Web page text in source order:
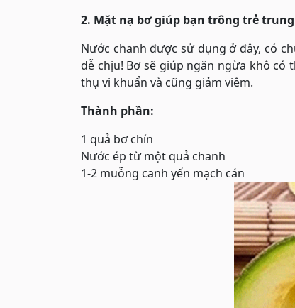
2. Mặt nạ bơ giúp bạn trông trẻ
Nước chanh được sử dụng ở đây, có
dễ chịu! Bơ sẽ giúp ngăn ngừa khô có
thụ vi khuẩn và cũng giảm viêm.
Thành phần:
1 quả bơ chín
Nước ép từ một quả chanh
1-2 muỗng canh yến mạch cán